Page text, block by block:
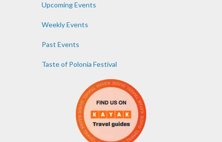
Upcoming Events
Weekly Events
Past Events
Taste of Polonia Festival